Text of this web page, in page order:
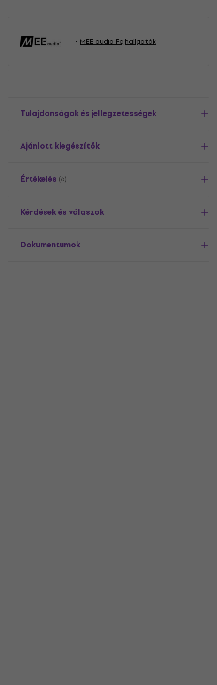
MEE audio Fejhallgatók
Tulajdonságok és jellegzetességek
Ajánlott kiegészítők
Értékelés (6)
Kérdések és válaszok
Dokumentumok